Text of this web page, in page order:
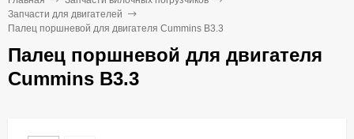
Запчасти для двигателей
Палец поршневой для двигателя Cummins B3.3
Палец поршневой для двигателя
Cummins B3.3